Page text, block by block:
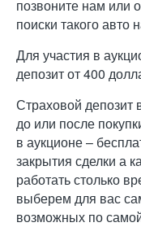
позвоните нам или
поиски такого авто
Для участия в
депозит от 400
Страховой
до или после
в аукционе –
закрытия сделки а
работать столько
выберем для вас
возможных по